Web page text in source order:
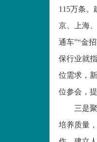
115万条
京、上海
通车”“金
保行业就
位需求，
位参会，
三是
培养质量